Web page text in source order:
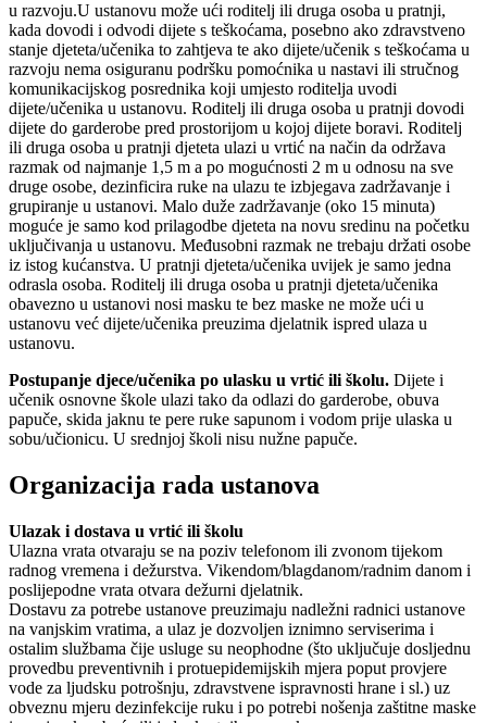
u razvoju.U ustanovu može ući roditelj ili druga osoba u pratnji,
kada dovodi i odvodi dijete s teškoćama, posebno ako zdravstveno
stanje djeteta/učenika to zahtjeva te ako dijete/učenik s teškoćama u
razvoju nema osiguranu podršku pomoćnika u nastavi ili stručnog
komunikacijskog posrednika koji umjesto roditelja uvodi
dijete/učenika u ustanovu. Roditelj ili druga osoba u pratnji dovodi
dijete do garderobe pred prostorijom u kojoj dijete boravi. Roditelj
ili druga osoba u pratnji djeteta ulazi u vrtić na način da održava
razmak od najmanje 1,5 m a po mogućnosti 2 m u odnosu na sve
druge osobe, dezinficira ruke na ulazu te izbjegava zadržavanje i
grupiranje u ustanovi. Malo duže zadržavanje (oko 15 minuta)
moguće je samo kod prilagodbe djeteta na novu sredinu na početku
uključivanja u ustanovu. Međusobni razmak ne trebaju držati osobe
iz istog kućanstva. U pratnji djeteta/učenika uvijek je samo jedna
odrasla osoba. Roditelj ili druga osoba u pratnji djeteta/učenika
obavezno u ustanovi nosi masku te bez maske ne može ući u
ustanovu već dijete/učenika preuzima djelatnik ispred ulaza u
ustanovu.
Postupanje djece/učenika po ulasku u vrtić ili školu. Dijete i
učenik osnovne škole ulazi tako da odlazi do garderobe, obuva
papuče, skida jaknu te pere ruke sapunom i vodom prije ulaska u
sobu/učionicu. U srednjoj školi nisu nužne papuče.
Organizacija rada ustanova
Ulazak i dostava u vrtić ili školu
Ulazna vrata otvaraju se na poziv telefonom ili zvonom tijekom
radnog vremena i dežurstva. Vikendom/blagdanom/radnim danom i
poslijepodne vrata otvara dežurni djelatnik.
Dostavu za potrebe ustanove preuzimaju nadležni radnici ustanove
na vanjskim vratima, a ulaz je dozvoljen iznimno serviserima i
ostalim službama čije usluge su neophodne (što uključuje dosljednu
provedbu preventivnih i protuepidemijskih mjera poput provjere
vode za ljudsku potrošnju, zdravstvene ispravnosti hrane i sl.) uz
obveznu mjeru dezinfekcije ruku i po potrebi nošenja zaštitne maske